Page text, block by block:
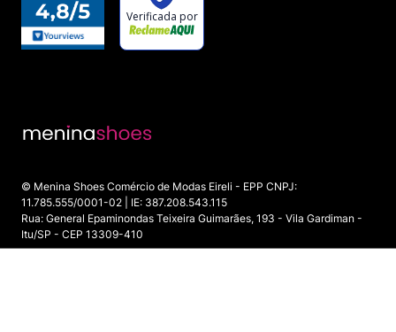
© Menina Shoes Comércio de Modas Eireli - EPP CNPJ:
11.785.555/0001-02 | IE: 387.208.543.115
Rua: General Epaminondas Teixeira Guimarães, 193 - Vila Gardiman -
Itu/SP - CEP 13309-410